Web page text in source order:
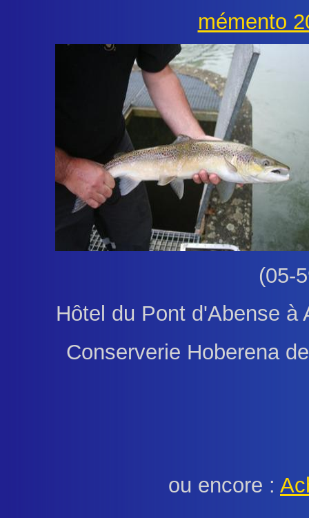
mémento
(05-
Hôtel du Pont d'Abense à
Conserverie Hoberena
ou encore :